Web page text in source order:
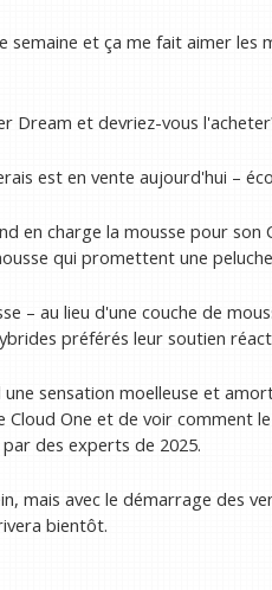
semaine et ça me fait aimer les
Dream et devriez-vous
est en vente aujourd'hui –
en charge la mousse pour son
qui promettent une
– au lieu d'une couche de
préférés leur soutien
sensation moelleuse et
One et de voir comment
des experts de 2025.
mais avec le démarrage des
bientôt.